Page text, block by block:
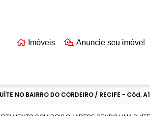
Imóveis Anuncie seu imóvel
NO BAIRRO DO CORDEIRO / RECIFE - Cód. A1